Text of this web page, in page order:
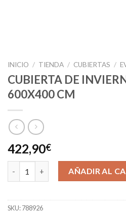
INICIO / TIENDA / CUBIERTAS /
CUBIERTA DE
600X400 CM
422,90€
CUBIERTA DE INVIERNO
AÑADIR AL
SKU:788926